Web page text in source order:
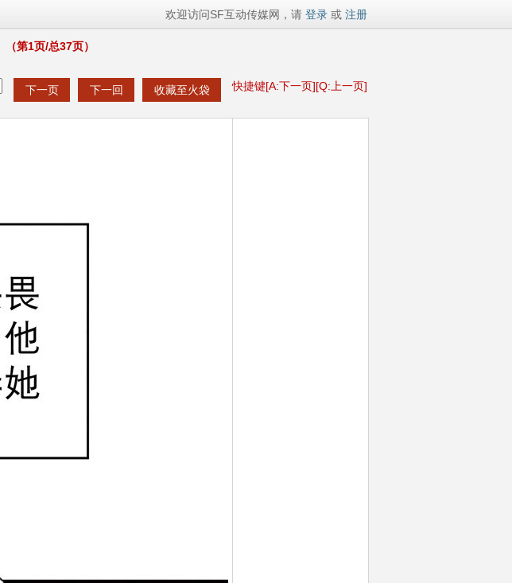
欢迎访问SF互动传媒网，请 登录 或 注册
（第1页/总37页）
下一页 下一回 收藏至火袋 快捷键[A:下一页][Q:上一页]